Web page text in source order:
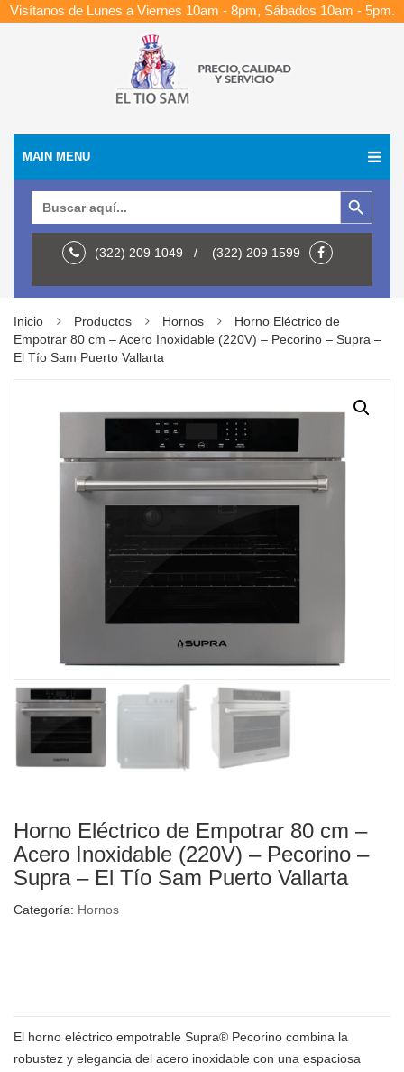
Visítanos de Lunes a Viernes 10am - 8pm, Sábados 10am - 5pm.
MAIN MENU
Botón de búsqueda
(322) 209 1049 / (322) 209 1599
Inicio Productos Hornos
Horno Eléctrico de
Empotrar 80 cm – Acero Inoxidable (220V) – Pecorino – Supra –
El Tío Sam Puerto Vallarta
Horno Eléctrico de Empotrar 80 cm –
Acero Inoxidable (220V) – Pecorino –
Supra – El Tío Sam Puerto Vallarta
Categoría: Hornos
El horno eléctrico empotrable Supra® Pecorino combina la
robustez y elegancia del acero inoxidable con una espaciosa